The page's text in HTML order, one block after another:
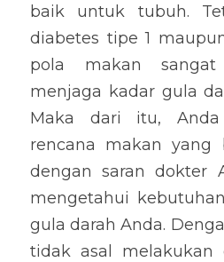
baik untuk tubuh.
diabetes tipe 1
pola makan
menjaga kadar gula
Maka dari itu,
rencana makan yang
dengan saran dokter
mengetahui
gula darah Anda.
tidak asal melakukan